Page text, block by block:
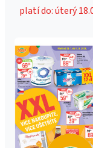
platí do: úterý